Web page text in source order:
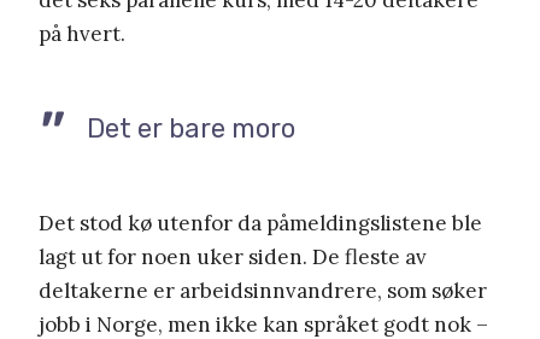
på hvert.
Det er bare moro
Det stod kø utenfor da påmeldingslistene ble
lagt ut for noen uker siden. De fleste av
deltakerne er arbeidsinnvandrere, som søker
jobb i Norge, men ikke kan språket godt nok –